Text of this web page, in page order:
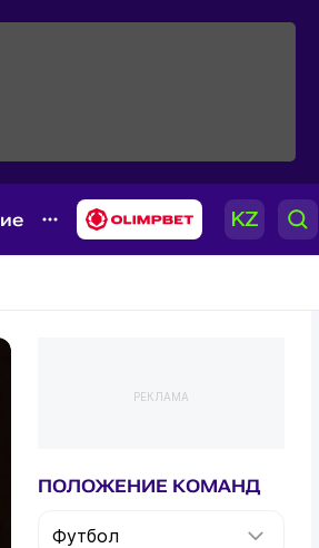
РЕКЛАМА
ПОЛОЖЕНИЕ КОМАНД
Футбол